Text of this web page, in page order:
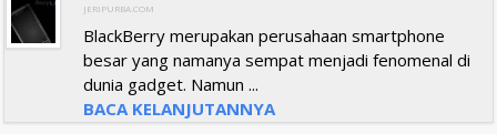
JERIPURBA.COM
BlackBerry merupakan perusahaan smartphone
besar yang namanya sempat menjadi fenomenal di
dunia gadget. Namun ...
BACA KELANJUTANNYA